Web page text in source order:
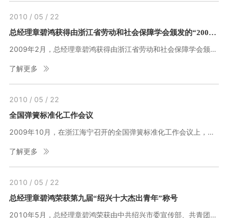
2010 / 05 / 22
总经理章碧鸿获得由浙江省劳动和社会保障学会颁发的“2008年度浙江省伯乐奖”荣誉奖牌
2009年2月，总经理章碧鸿获得由浙江省劳动和社会保障学会颁发的“2008年度浙江省伯乐奖”荣誉奖牌。
了解更多
2010 / 05 / 22
全国弹簧标准化工作会议
2009年10月，在浙江海宁召开的全国弹簧标准化工作会议上，公司荣膺“全国弹簧标准化工作先进单位”的荣誉，总经理章碧鸿被评为“全国弹簧标准化工作先进个人” ，公司高级工程师屠世润被授予“全国弹簧标准化成就奖”。
了解更多
2010 / 05 / 22
总经理章碧鸿荣获第九届“绍兴十大杰出青年”称号
2010年5月，总经理章碧鸿荣获由中共绍兴市委宣传部、共青团绍兴市委、绍兴市青年联合会等部门联合授予的第九届“绍兴十大杰出青年”称号。